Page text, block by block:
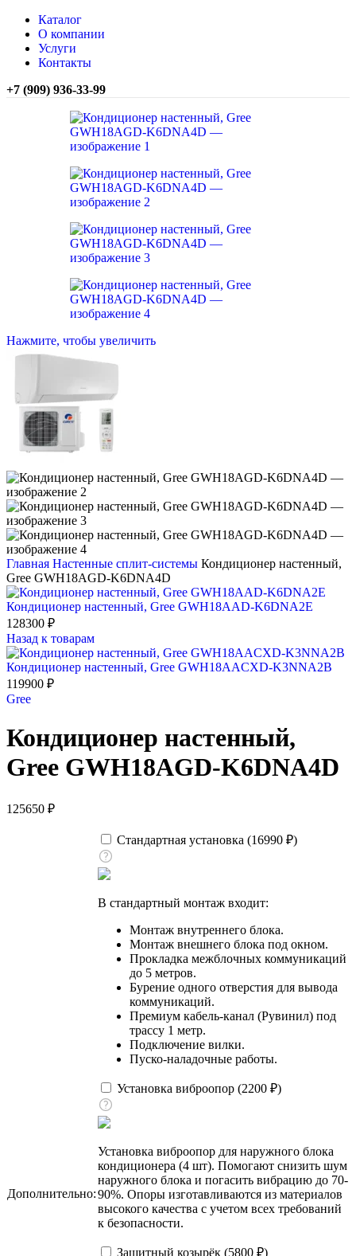
Каталог
О компании
Услуги
Контакты
+7 (909) 936-33-99
Нажмите, чтобы увеличить
Главная Настенные сплит-системы Кондиционер настенный,
Gree GWH18AGD-K6DNA4D
Кондиционер настенный, Gree GWH18AAD-K6DNA2E
128300 ₽
Назад к товарам
Кондиционер настенный, Gree GWH18AACXD-K3NNA2B
119900 ₽
Gree
Кондиционер настенный,
Gree GWH18AGD-K6DNA4D
125650 ₽
Дополнительно:
Стандартная установка (16990 ₽)
В стандартный монтаж входит:
Монтаж внутреннего блока.
Монтаж внешнего блока под окном.
Прокладка межблочных коммуникаций
до 5 метров.
Бурение одного отверстия для вывода
коммуникаций.
Премиум кабель-канал (Рувинил) под
трассу 1 метр.
Подключение вилки.
Пуско-наладочные работы.
Установка виброопор (2200 ₽)
Установка виброопор для наружного блока
кондиционера (4 шт). Помогают снизить шум
наружного блока и погасить вибрацию до 70-
90%. Опоры изготавливаются из материалов
высокого качества с учетом всех требований
к безопасности.
Защитный козырёк (5800 ₽)